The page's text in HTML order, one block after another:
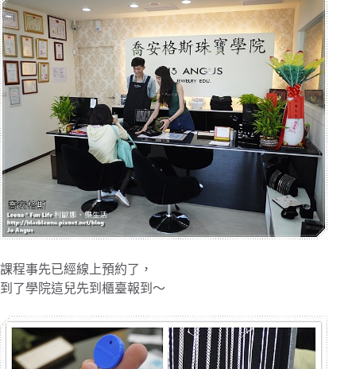
課程事先已經線上預約了，
到了學院這兒先到櫃臺報到～